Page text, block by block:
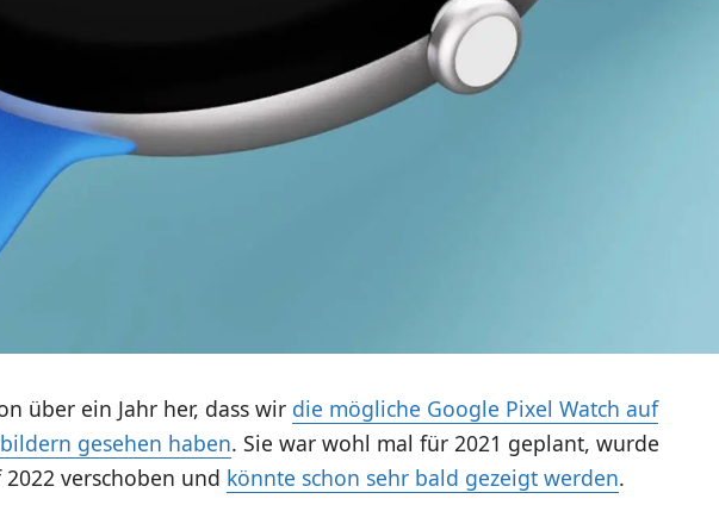
über ein Jahr her, dass wir die mögliche Google Pixel Watch auf
gesehen haben. Sie war wohl mal für 2021 geplant, wurde
verschoben und könnte schon sehr bald gezeigt werden.